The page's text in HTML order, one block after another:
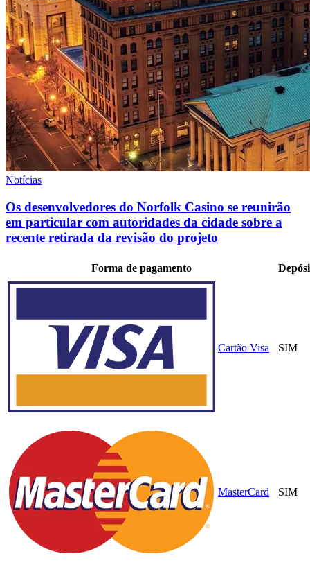
Notícias
Os desenvolvedores do Norfolk Casino se reunirão
em particular com autoridades da cidade sobre a
recente retirada da revisão do projeto
Forma de pagamento
Cartão Visa SIM
MasterCard SIM